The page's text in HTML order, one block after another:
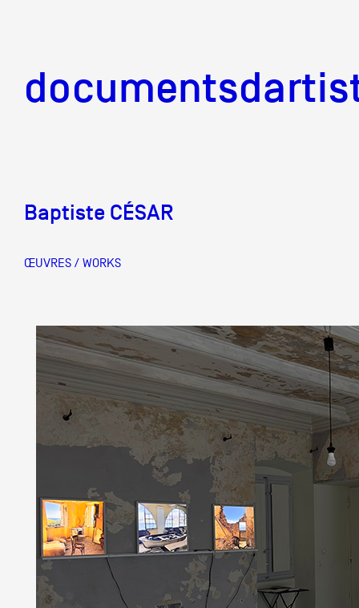
Équipe
Partenaires
Crédits
Actions
Documentation
Baptiste CÉSAR
ŒUVRES / WORKS